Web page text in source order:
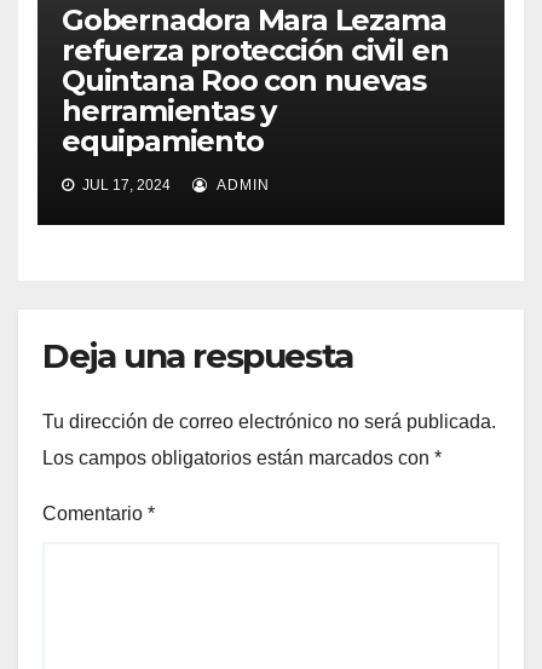
Gobernadora Mara Lezama
refuerza protección civil en
Quintana Roo con nuevas
herramientas y
equipamiento
JUL 17, 2024 ADMIN
Deja una respuesta
Tu dirección de correo electrónico no será publicada.
Los campos obligatorios están marcados con *
Comentario *